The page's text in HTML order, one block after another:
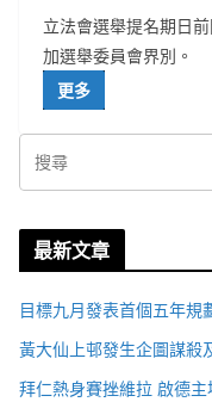
立法會選舉提名期日
加選舉委員會界別。
更多
最新文章
目標九月發表首個五年規
黃大仙上邨發生企圖謀殺
拜仁熱身賽挫維拉 啟德